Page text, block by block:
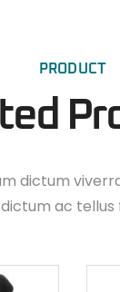
PRODUCT
dictum
ac